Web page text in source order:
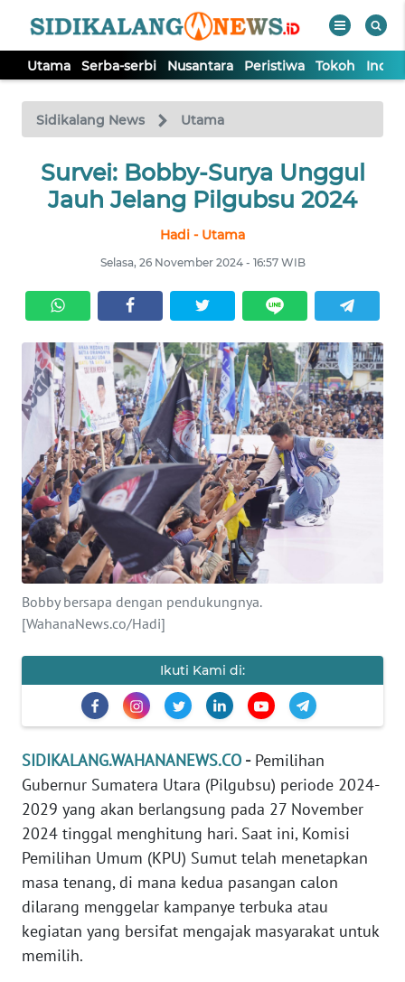
Utama Serba-serbi Nusantara Peristiwa Tokoh
Sidikalang News Utama
Survei: Bobby-Surya Unggul
Jauh Jelang Pilgubsu 2024
Hadi - Utama
Selasa, 26 November 2024 - 16:57 WIB
Bobby bersapa dengan pendukungnya.
[WahanaNews.co/Hadi]
Ikuti Kami di:
SIDIKALANG.WAHANANEWS.CO -Pemilihan
Gubernur Sumatera Utara (Pilgubsu) periode 2024-
2029 yang akan berlangsung pada 27 November
2024 tinggal menghitung hari. Saat ini, Komisi
Pemilihan Umum (KPU) Sumut telah menetapkan
masa tenang, di mana kedua pasangan calon
dilarang menggelar kampanye terbuka atau
kegiatan yang bersifat mengajak masyarakat untuk
memilih.
TV
Tutup
UTAMA
NUSANTARA
PERISTIWA
TOKOH
Informasi
INDEKS
BERITA
KONTAK
KAMI
IKLAN
MEDIA
SIBER
REDAKSI
KARIR
DISCLAIMER